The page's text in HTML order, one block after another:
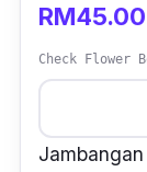
RM45.00
Check Flower